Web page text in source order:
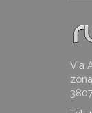
Via